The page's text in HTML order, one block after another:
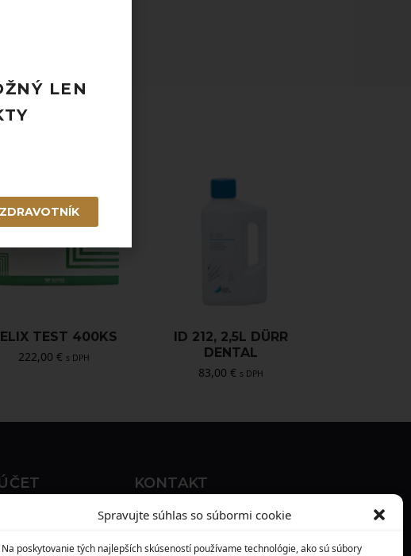
Spravujte súhlas so súbormi cookie
Na poskytovanie tých najlepších skúseností používame technológie, ako sú súbory
TEST 400KS
222,00€ s DPH
ID 212, 2,5L DÜRR
DENTAL
83,00€ s DPH
KONTAKT
MAXILO DENTAL, s. r. o.
917 05 Trnava
LEN